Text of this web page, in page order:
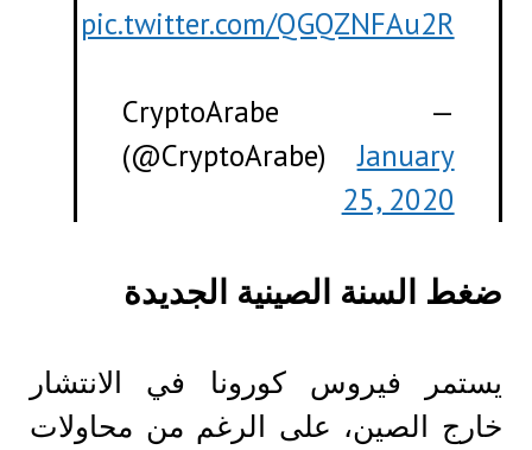
pic.twitter.com/QGQZNFAu2R
— CryptoArabe
(@CryptoArabe)January
25, 2020
ضغط السنة الصينية الجديدة
يستمر فيروس كورونا في الانتشار
خارج الصين، على الرغم من محاولات